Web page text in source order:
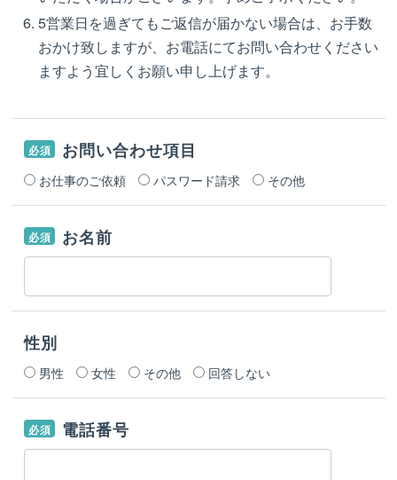
5営業日を過ぎてもご返信が届かない場合は、お手数
おかけ致しますが、お電話にてお問い合わせください
ますよう宜しくお願い申し上げます。
必須 お問い合わせ項目
お仕事のご依頼 パスワード請求 その他
必須 お名前
性別
男性 女性 その他 回答しない
必須 電話番号